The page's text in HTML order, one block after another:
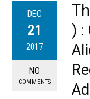
DEC
21
2017
NO
COMMENTS
) :